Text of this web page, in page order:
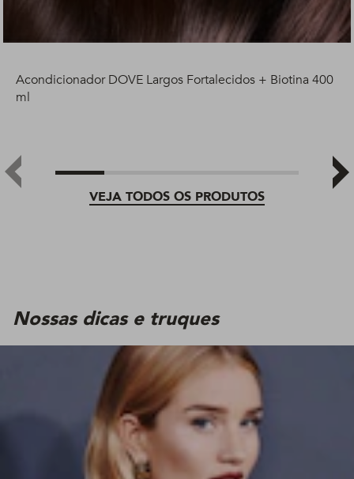
VEJA TODOS OS PRODUTOS
Acondicionador DOVE Largos Fortalecidos + Biotina 400
ml
Nossas dicas e truques